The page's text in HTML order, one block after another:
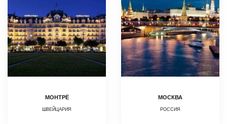
МОНТРЁ
ШВЕЙЦАРИЯ
МОСКВА
РОССИЯ